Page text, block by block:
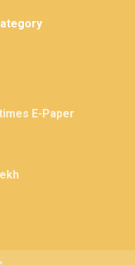
E-Paper